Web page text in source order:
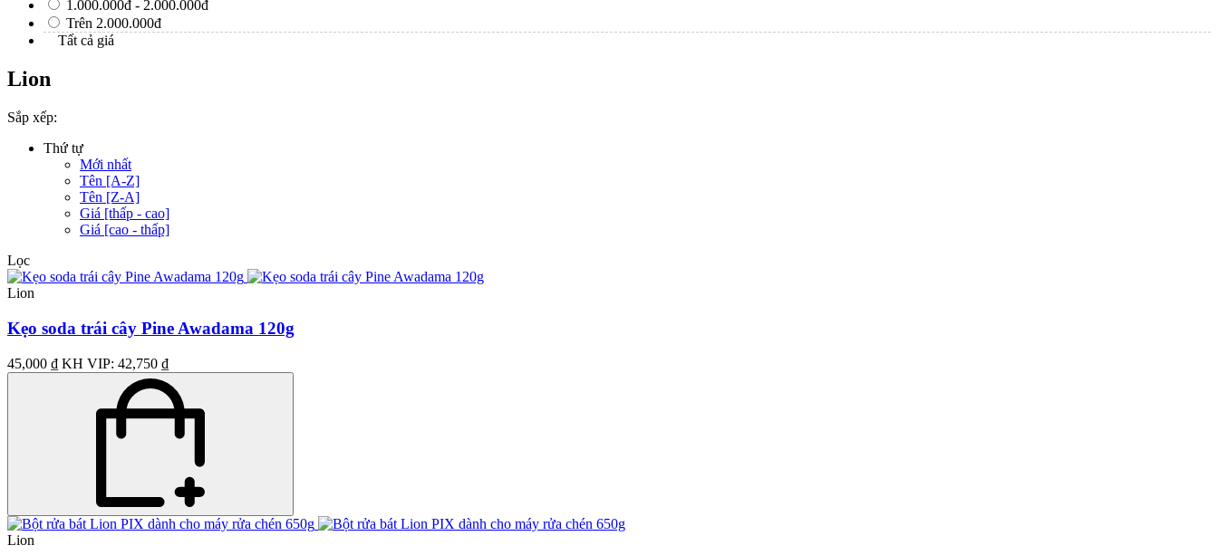
1.000.000đ - 2.000.000đ
Trên 2.000.000đ
Tất cả giá
Lion
Sắp xếp:
Thứ tự
Mới nhất
Tên [A-Z]
Tên [Z-A]
Giá [thấp - cao]
Giá [cao - thấp]
Lọc
Lion
Kẹo soda trái cây Pine Awadama 120g
45,000 ₫ KH VIP: 42,750 ₫
Lion